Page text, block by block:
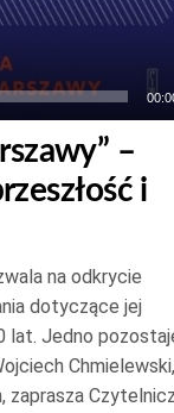
–
i
na odkrycie
dotyczące jej
lat. Jedno
Chmielewski,
zaprasza